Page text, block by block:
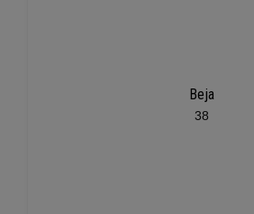
Beja
38